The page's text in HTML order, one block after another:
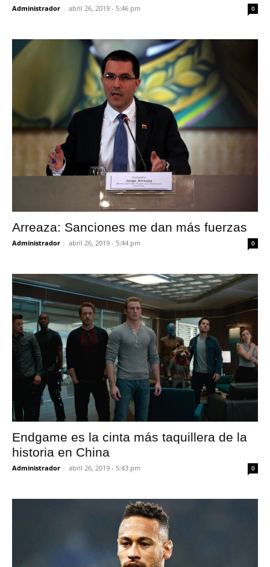
Administrador - abril 26, 2019 - 5:46 pm 0
Arreaza: Sanciones me dan más fuerzas
Administrador - abril 26, 2019 - 5:44 pm 0
Endgame es la cinta más taquillera de la
historia en China
Administrador - abril 26, 2019 - 5:43 pm 0